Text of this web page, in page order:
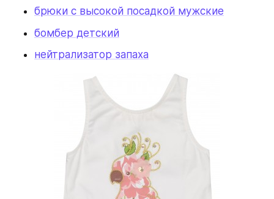
брюки с высокой посадкой мужские
бомбер детский
нейтрализатор запаха